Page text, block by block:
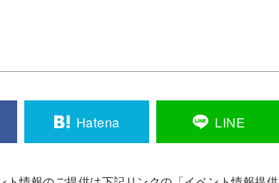
Hatena LINE